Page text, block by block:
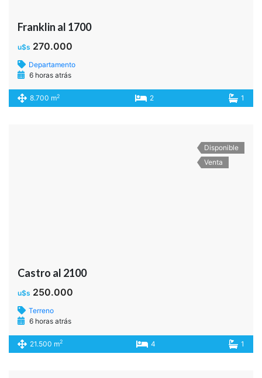
Franklin al 1700
u$s 270.000
Departamento
6 horas atrás
8.700 m2 2 1
Disponible
Venta
Castro al 2100
u$s 250.000
Terreno
6 horas atrás
21.500 m2 4 1